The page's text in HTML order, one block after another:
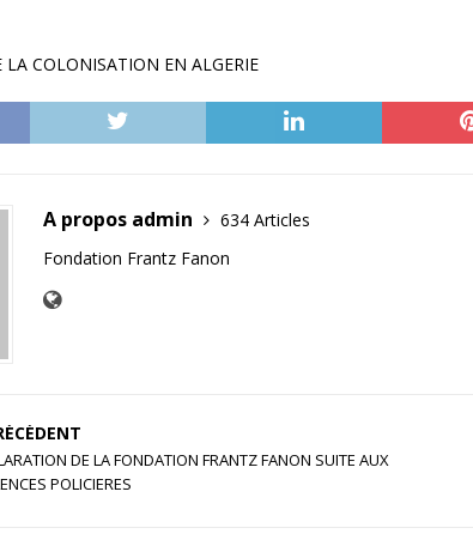
LA COLONISATION EN ALGERIE
A propos admin
634 Articles
Fondation Frantz Fanon
DE LA FONDATION FRANTZ FANON SUITE AUX
POLICIERES